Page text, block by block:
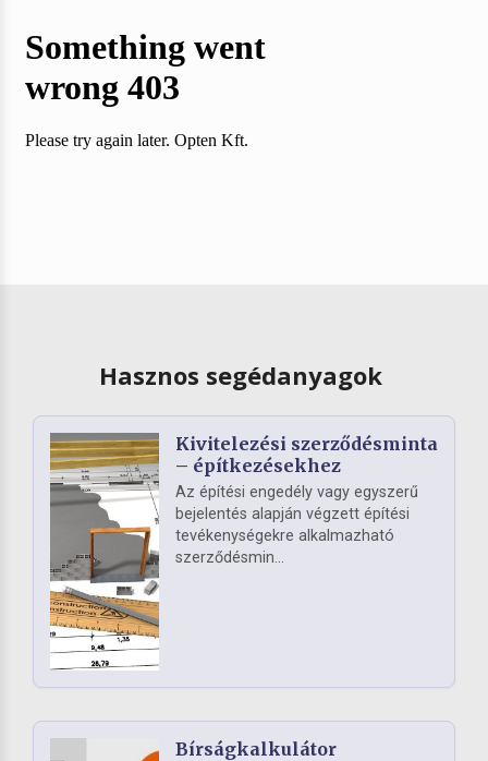
Hasznos segédanyagok
Kivitelezési szerződésminta
– építkezésekhez
Az építési engedély vagy egyszerű
bejelentés alapján végzett építési
tevékenységekre alkalmazható
szerződésmin...
Bírságkalkulátor